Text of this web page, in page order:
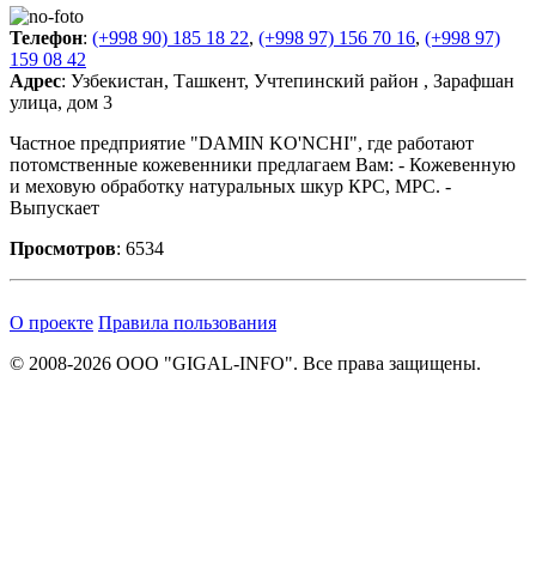
Телефон: (+998 90) 185 18 22, (+998 97) 156 70 16, (+998 97)
159 08 42
Адрес: Узбекистан, Ташкент, Учтепинский район , Зарафшан
улица, дом 3
Частное предприятие "DAMIN KO'NCHI", где работают
потомственные кожевенники предлагаем Вам: - Кожевенную
и меховую обработку натуральных шкур КРС, MPC. -
Выпускает
Просмотров: 6534
О проекте Правила пользования
© 2008-2026 ООО "GIGAL-INFO". Все права защищены.